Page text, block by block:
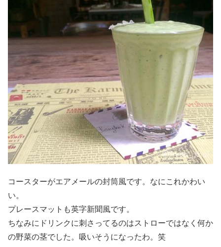
コースターがエアメールの封筒風です。なにこれかわい
い。
プレースマットも英字新聞風です。
ちなみにドリンクに刺さってるのはストローではなく何か
の野菜の茎でした。吸いそうになったわ。笑